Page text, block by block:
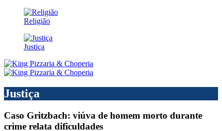
Religião
Justiça
Justiça
Caso Gritzbach: viúva de homem morto durante
crime relata dificuldades